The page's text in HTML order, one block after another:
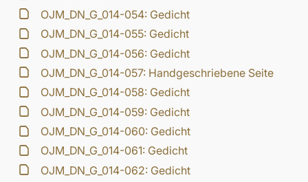
OJM_DN_G_014-054: Gedicht
OJM_DN_G_014-055: Gedicht
OJM_DN_G_014-056: Gedicht
OJM_DN_G_014-057: Handgeschriebene Seite
OJM_DN_G_014-058: Gedicht
OJM_DN_G_014-059: Gedicht
OJM_DN_G_014-060: Gedicht
OJM_DN_G_014-061: Gedicht
OJM_DN_G_014-062: Gedicht